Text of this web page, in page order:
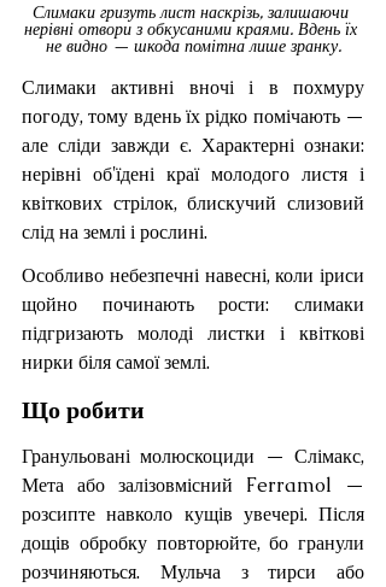
Слимаки гризуть лист наскрізь, залишаючи
нерівні отвори з обкусаними краями. Вдень їх
не видно — шкода помітна лише зранку.
Слимаки активні вночі і в похмуру
погоду, тому вдень їх рідко помічають —
але сліди завжди є. Характерні ознаки:
нерівні об'їдені краї молодого листя і
квіткових стрілок, блискучий слизовий
слід на землі і рослині.
Особливо небезпечні навесні, коли іриси
щойно починають рости: слимаки
підгризають молоді листки і квіткові
нирки біля самої землі.
Що робити
Гранульовані молюскоциди — Слімакс,
Мета або залізовмісний Ferramol —
розсипте навколо кущів увечері. Після
дощів обробку повторюйте, бо гранули
розчиняються. Мульча з тирси або